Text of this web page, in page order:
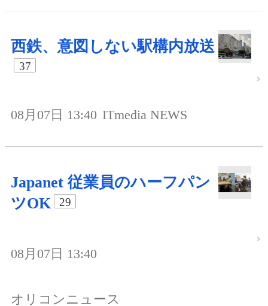
西鉄、意図しない駅構内放送
37
08月07日 13:40 ITmedia NEWS
Japanet 従業員のハーフパン
ツOK
29
08月07日 13:40
オリコンニュース